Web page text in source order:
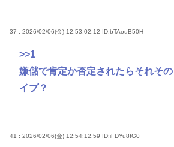
37 : 2026/02/06(金) 12:53:02.12 ID:bTAouB50H
>>1
嫌儲で肯定か否定されたらそれそ
イプ？
41 : 2026/02/06(金) 12:54:12.59 ID:iFDYu8fG0